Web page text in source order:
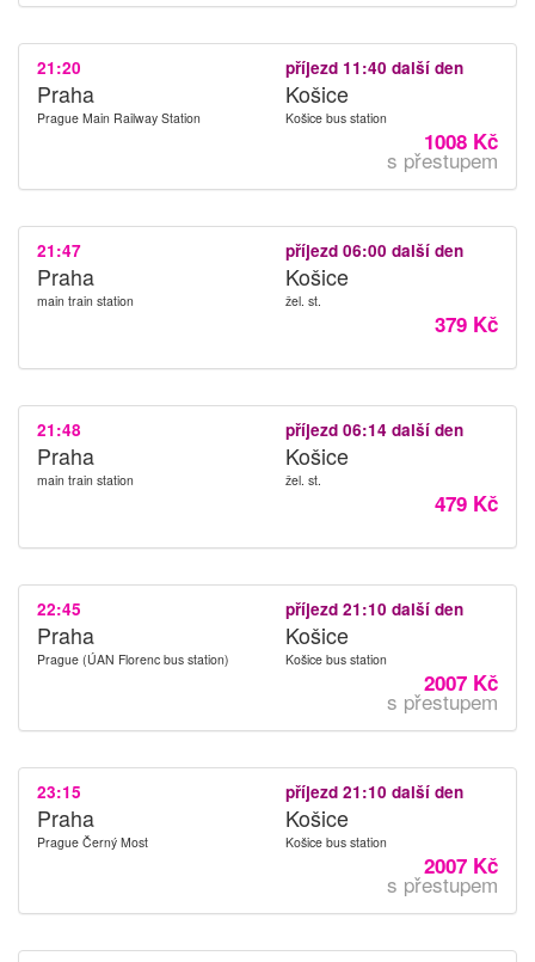
21:20
Praha
Prague Main Railway Station
příjezd 11:40 další den
Košice
Košice bus station
1008 Kč
s přestupem
21:47
Praha
main train station
příjezd 06:00 další den
Košice
žel. st.
379 Kč
21:48
Praha
main train station
příjezd 06:14 další den
Košice
žel. st.
479 Kč
22:45
Praha
Prague (ÚAN Florenc bus station)
příjezd 21:10 další den
Košice
Košice bus station
2007 Kč
s přestupem
23:15
Praha
Prague Černý Most
příjezd 21:10 další den
Košice
Košice bus station
2007 Kč
s přestupem